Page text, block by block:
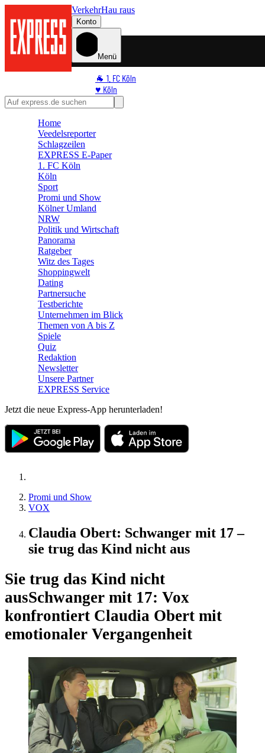
VerkehrHau raus
Konto
Menü
🐐 1. FC Köln
♥️ Köln
⭐ Promi
🛒 Shoppingwelt
Home
Veedelsreporter
Schlagzeilen
EXPRESS E-Paper
1. FC Köln
Köln
Sport
Promi und Show
Kölner Umland
NRW
Politik und Wirtschaft
Panorama
Ratgeber
Witz des Tages
Shoppingwelt
Dating
Partnersuche
Testberichte
Unternehmen im Blick
Themen von A bis Z
Spiele
Quiz
Redaktion
Newsletter
Unsere Partner
EXPRESS Service
Jetzt die neue Express-App herunterladen!
Promi und Show
VOX
Claudia Obert: Schwanger mit 17 –
sie trug das Kind nicht aus
Sie trug das Kind nicht
ausSchwanger mit 17: Vox
konfrontiert Claudia Obert mit
emotionaler Vergangenheit